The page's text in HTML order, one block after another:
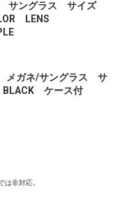
サングラス サイズ
LENS
メガネ/サングラス サ
ケース付
非対応。